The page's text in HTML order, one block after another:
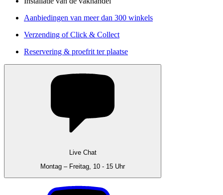
Aanbiedingen van meer dan 300 winkels
Verzending of Click & Collect
Reservering & proefrit ter plaatse
Live Chat
Montag – Freitag, 10 - 15 Uhr